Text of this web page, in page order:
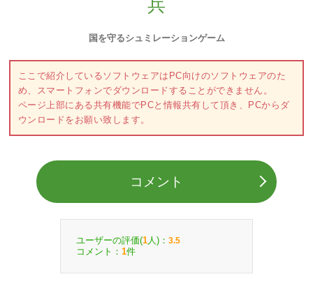
兵
国を守るシュミレーションゲーム
ここで紹介しているソフトウェアはPC向けのソフトウェアのた
め、スマートフォンでダウンロードすることができません。
ページ上部にある共有機能でPCと情報共有して頂き、PCからダ
ウンロードをお願い致します。
コメント
ユーザーの評価(1 人)： 3.5
コメント： 1件